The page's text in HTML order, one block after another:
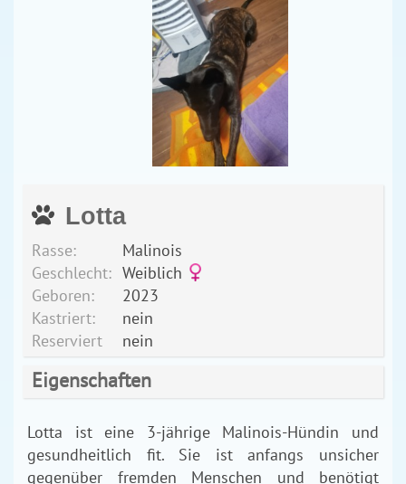
Lotta
Rasse:
Malinois
Geschlecht: Weiblich
Geboren:
2023
Kastriert:
nein
Reserviert
nein
Eigenschaften
Lotta ist eine 3-jährige Malinois-Hündin und
gesundheitlich fit. Sie ist anfangs unsicher
gegenüber fremden Menschen und benötigt